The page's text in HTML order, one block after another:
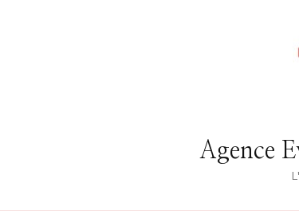
Agence